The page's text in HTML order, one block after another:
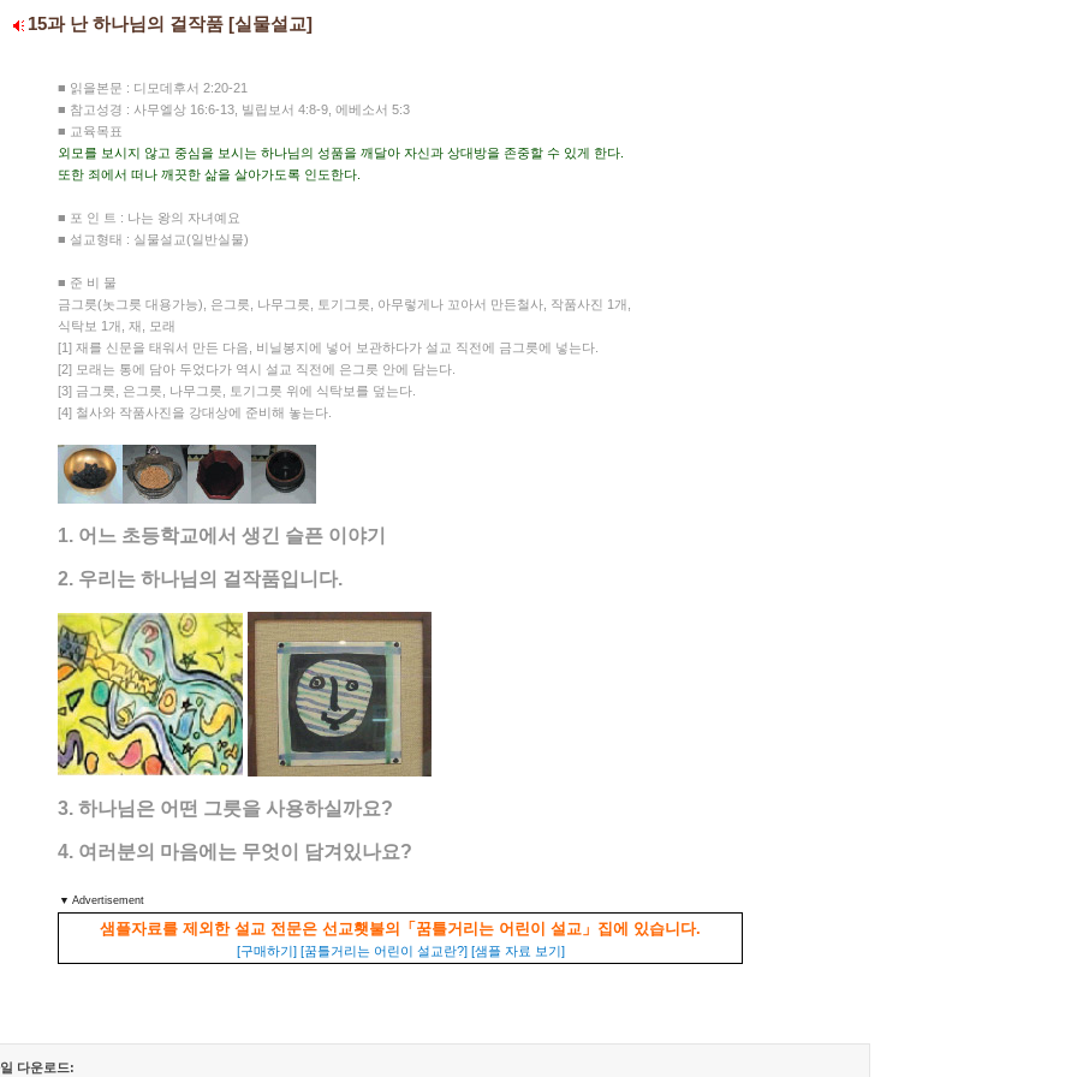
15과 난 하나님의 걸작품 [실물설교]
■ 읽을본문 : 디모데후서 2:20-21
■ 참고성경 : 사무엘상 16:6-13, 빌립보서 4:8-9, 에베소서 5:3
■ 교육목표
외모를 보시지 않고 중심을 보시는 하나님의 성품을 깨달아 자신과 상대방을 존중할 수 있게 한다.
또한 죄에서 떠나 깨끗한 삶을 살아가도록 인도한다.
■ 포 인 트 : 나는 왕의 자녀예요
■ 설교형태 : 실물설교(일반실물)
■ 준 비 물
금그릇(놋그릇 대용가능), 은그릇, 나무그릇, 토기그릇, 아무렇게나 꼬아서 만든철사, 작품사진 1개,
식탁보 1개, 재, 모래
[1] 재를 신문을 태워서 만든 다음, 비닐봉지에 넣어 보관하다가 설교 직전에 금그릇에 넣는다.
[2] 모래는 통에 담아 두었다가 역시 설교 직전에 은그릇 안에 담는다.
[3] 금그릇, 은그릇, 나무그릇, 토기그릇 위에 식탁보를 덮는다.
[4] 철사와 작품사진을 강대상에 준비해 놓는다.
1. 어느 초등학교에서 생긴 슬픈 이야기
2. 우리는 하나님의 걸작품입니다.
3. 하나님은 어떤 그릇을 사용하실까요?
4. 여러분의 마음에는 무엇이 담겨있나요?
▼ Advertisement
샘플자료를 제외한 설교 전문은 선교횃불의「꿈틀거리는 어린이 설교」집에 있습니다.
[구매하기] [꿈틀거리는 어린이 설교란?] [샘플 자료 보기]
다운로드: